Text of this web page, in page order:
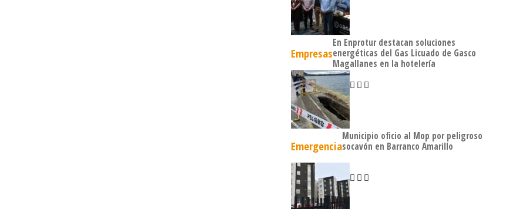
Empresas
En Enprotur destacan soluciones
energéticas del Gas Licuado de Gasco
Magallanes en la hotelería
Emergencia
Municipio oficio al Mop por peligroso
socavón en Barranco Amarillo